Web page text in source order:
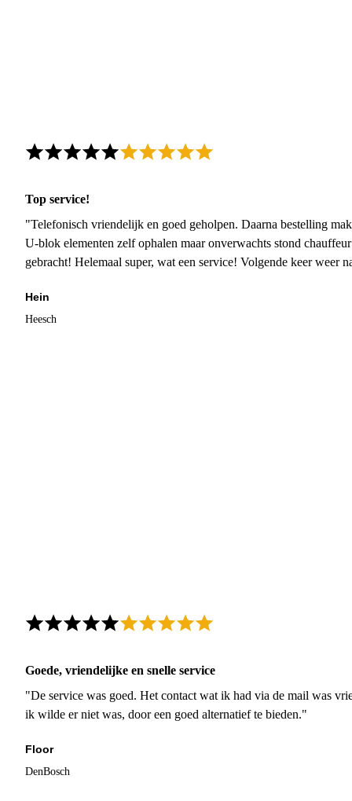
Top service!
"Telefonisch vriendelijk en goed geholpen. Daarna bestelling
U-blok elementen zelf ophalen maar onverwachts stond
gebracht! Helemaal super, wat een service! Volgende keer weer
Hein
Heesch
Goede, vriendelijke en snelle service
"De service was goed. Het contact wat ik had via de mail was
ik wilde er niet was, door een goed alternatief te bieden."
Floor
DenBosch